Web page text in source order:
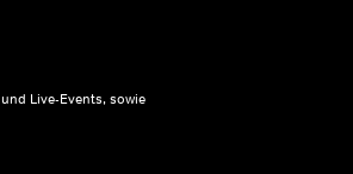
Live-Events, sowie